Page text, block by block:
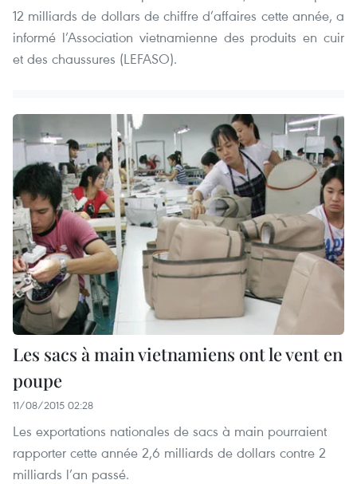
12 milliards de dollars de chiffre d’affaires cette année, a
informé l’Association vietnamienne des produits en cuir
et des chaussures (LEFASO).
Les sacs à main vietnamiens ont le vent en
poupe
11/08/2015 02:28
Les exportations nationales de sacs à main pourraient
rapporter cette année 2,6 milliards de dollars contre 2
milliards l’an passé.